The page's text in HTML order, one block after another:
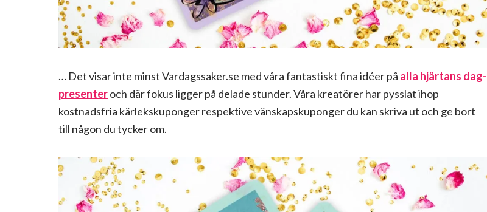
… Det visar inte minst Vardagssaker.se med våra fantastiskt fina idéer på alla hjärtans dag-
presenteroch där fokus ligger på delade stunder. Våra kreatörer har pysslat ihop
kostnadsfria kärlekskuponger respektive vänskapskuponger du kan skriva ut och ge bort
till någon du tycker om.